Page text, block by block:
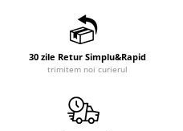
30 zile Retur Simplu&Rapid
trimitem noi curierul